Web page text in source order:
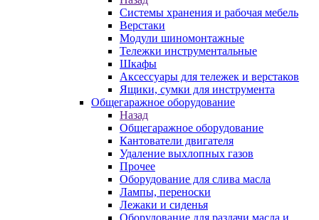
Системы хранения и рабочая мебель
Верстаки
Модули шиномонтажные
Тележки инструментальные
Шкафы
Аксессуары для тележек и верстаков
Ящики, сумки для инструмента
Общегаражное оборудование
Назад
Общегаражное оборудование
Кантователи двигателя
Удаление выхлопных газов
Прочее
Оборудование для слива масла
Лампы, переноски
Лежаки и сиденья
Оборудование для раздачи масла и